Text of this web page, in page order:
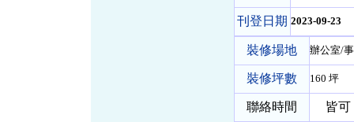
刊登日期 2023-09-23
裝修場地 辦公室/
裝修坪數 160 坪
聯絡時間 皆可